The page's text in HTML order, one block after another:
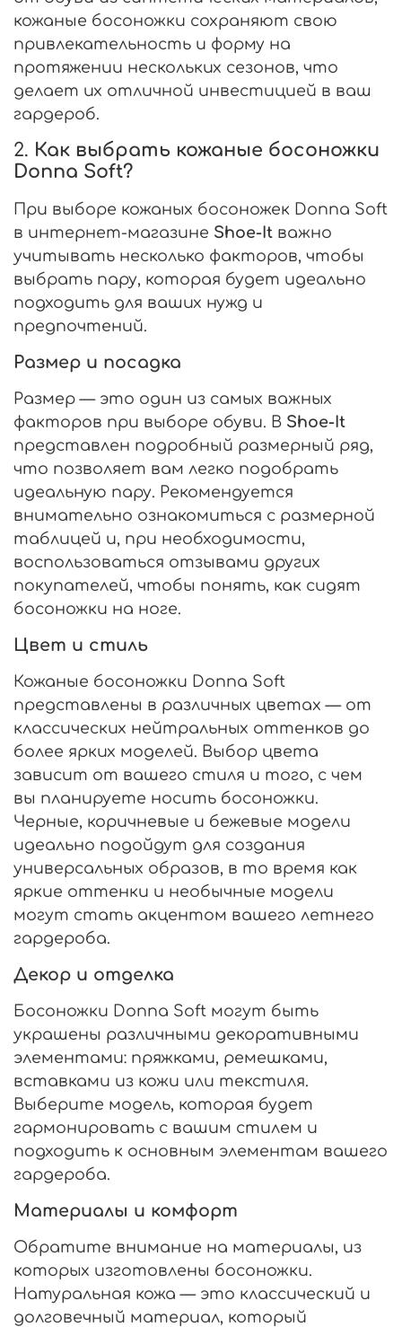
кожаные босоножки сохраняют свою
привлекательность и форму на
протяжении нескольких сезонов, что
делает их отличной инвестицией в ваш
гардероб.
2. Как выбрать кожаные босоножки
Donna Soft?
При выборе кожаных босоножек Donna Soft
в интернет-магазине Shoe-It важно
учитывать несколько факторов, чтобы
выбрать пару, которая будет идеально
подходить для ваших нужд и
предпочтений.
Размер и посадка
Размер — это один из самых важных
факторов при выборе обуви. В Shoe-It
представлен подробный размерный ряд,
что позволяет вам легко подобрать
идеальную пару. Рекомендуется
внимательно ознакомиться с размерной
таблицей и, при необходимости,
воспользоваться отзывами других
покупателей, чтобы понять, как сидят
босоножки на ноге.
Цвет и стиль
Кожаные босоножки Donna Soft
представлены в различных цветах — от
классических нейтральных оттенков до
более ярких моделей. Выбор цвета
зависит от вашего стиля и того, с чем
вы планируете носить босоножки.
Черные, коричневые и бежевые модели
идеально подойдут для создания
универсальных образов, в то время как
яркие оттенки и необычные модели
могут стать акцентом вашего летнего
гардероба.
Декор и отделка
Босоножки Donna Soft могут быть
украшены различными декоративными
элементами: пряжками, ремешками,
вставками из кожи или текстиля.
Выберите модель, которая будет
гармонировать с вашим стилем и
подходить к основным элементам вашего
гардероба.
Материалы и комфорт
Обратите внимание на материалы, из
которых изготовлены босоножки.
Натуральная кожа — это классический и
долговечный материал, который